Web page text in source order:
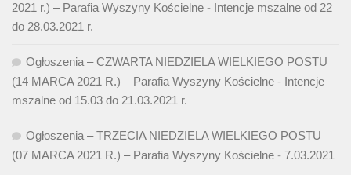
2021 r.) – Parafia Wyszyny Kościelne - Intencje mszalne od 22
do 28.03.2021 r.
Ogłoszenia – CZWARTA NIEDZIELA WIELKIEGO POSTU
(14 MARCA 2021 R.) – Parafia Wyszyny Kościelne - Intencje
mszalne od 15.03 do 21.03.2021 r.
Ogłoszenia – TRZECIA NIEDZIELA WIELKIEGO POSTU
(07 MARCA 2021 R.) – Parafia Wyszyny Kościelne - 7.03.2021